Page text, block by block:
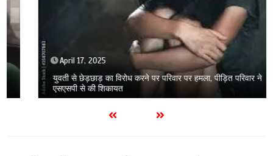
April 17, 2025
युवती से छेड़छाड़ का विरोध करने पर परिवार पर हमला, पीड़ित परिवार ने
एसएसपी से की शिकायत